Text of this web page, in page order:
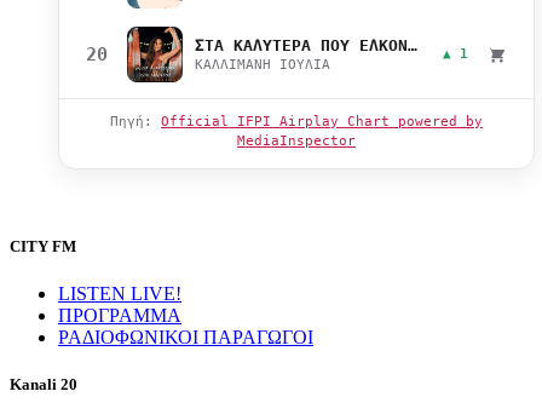
20 ΣΤΑ ΚΑΛΥΤΕΡΑ ΠΟΥ ΕΛΚΟΝΤΑΙ
ΚΑΛΛΙΜΑΝΗ ΙΟΥΛΙΑ
▲ 1
Πηγή: Official IFPI Airplay Chart powered by
MediaInspector
CITY FM
LISTEN LIVE!
ΠΡΟΓΡΑΜΜΑ
ΡΑΔΙΟΦΩΝΙΚΟΙ ΠΑΡΑΓΩΓΟΙ
Kanali 20